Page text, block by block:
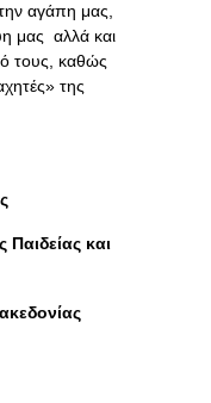
αγάπη μας,
μας αλλά και
τους, καθώς
της
Παιδείας και